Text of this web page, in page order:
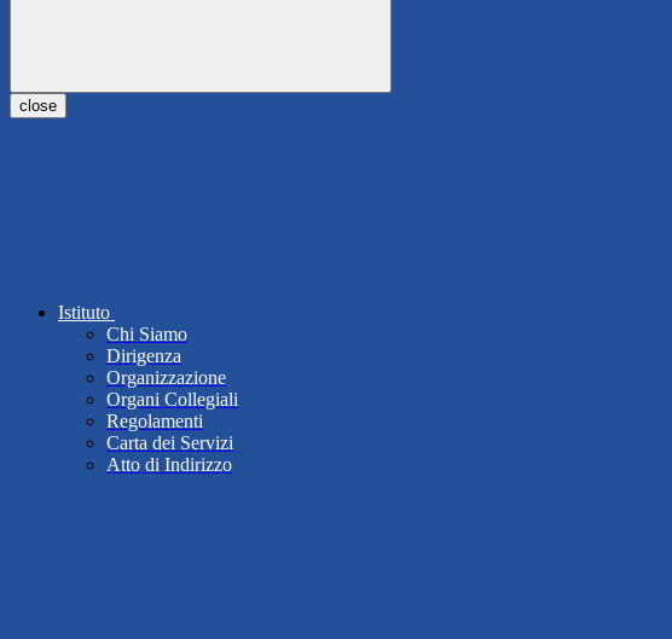
close
Istituto
Chi Siamo
Dirigenza
Organizzazione
Organi Collegiali
Regolamenti
Carta dei Servizi
Atto di Indirizzo